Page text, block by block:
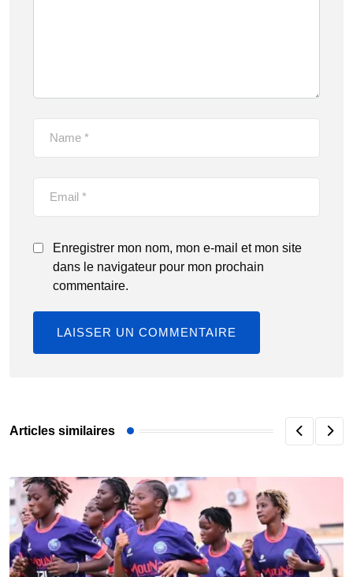
Enregistrer mon nom, mon e-mail et mon site
dans le navigateur pour mon prochain
commentaire.
Articles similaires